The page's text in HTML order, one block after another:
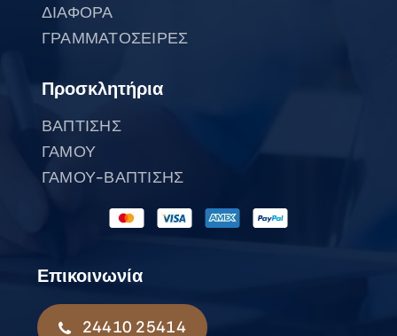
ΔΙΑΦΟΡΑ
ΓΡΑΜΜΑΤΟΣΕΙΡΕΣ
Προσκλητήρια
ΒΑΠΤΙΣΗΣ
ΓΑΜΟΥ
ΓΑΜΟΥ-ΒΑΠΤΙΣΗΣ
Επικοινωνία
24410 25414